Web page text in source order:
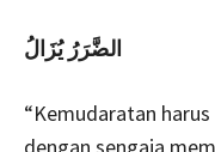
الضَّرَرُ يُزَالُ
“Kemudaratan